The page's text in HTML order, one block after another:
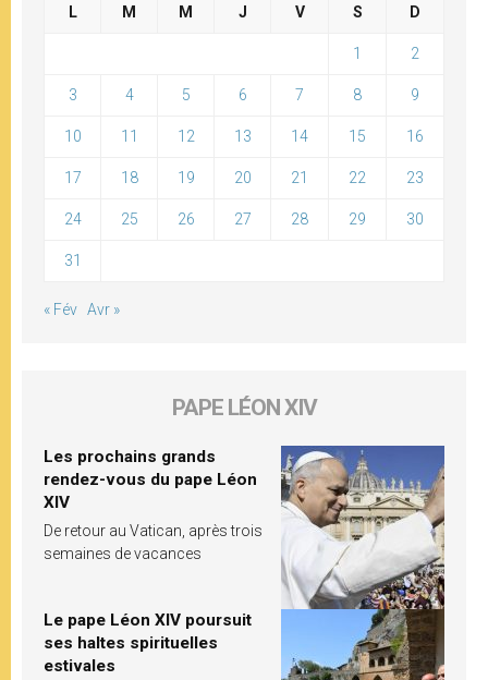
L M M J V S D
1 2
3 4 5 6 7 8 9
10 11 12 13 14 15 16
17 18 19 20 21 22 23
24 25 26 27 28 29 30
31
« Fév Avr »
PAPE LÉON XIV
Les prochains grands
rendez-vous du pape Léon
XIV
De retour au Vatican, après trois
semaines de vacances
Le pape Léon XIV poursuit
ses haltes spirituelles
estivales